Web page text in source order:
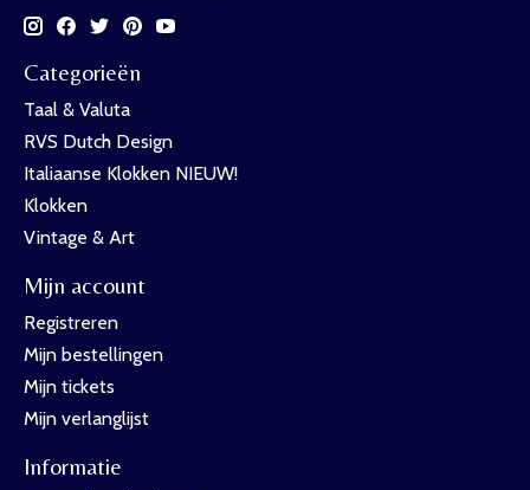
Categorieën
Taal & Valuta
RVS Dutch Design
Italiaanse Klokken NIEUW!
Klokken
Vintage & Art
Mijn account
Registreren
Mijn bestellingen
Mijn tickets
Mijn verlanglijst
Informatie